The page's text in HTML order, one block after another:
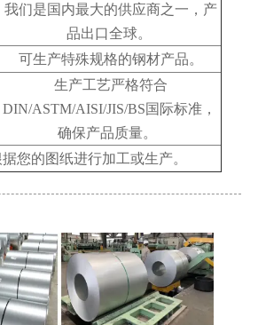
我们是国内最大的供应商之一，产
品出口全球。
可生产特殊规格的钢材产品。
生产工艺严格符合
DIN/ASTM/AISI/JIS/BS国际标准，
确保产品质量。
您的图纸进行加工或生产。